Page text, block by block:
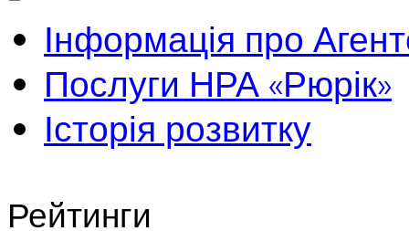
Інформація про
Послуги НРА «Рюрік»
Історія розвитку
Рейтинги